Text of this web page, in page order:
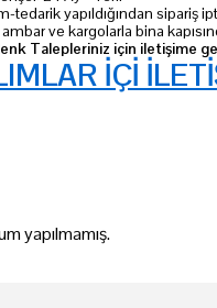
tedarik yapıldığından sipariş
ve kargolarla bina
Talepleriniz için iletişime
İÇİ
yapılmamış.